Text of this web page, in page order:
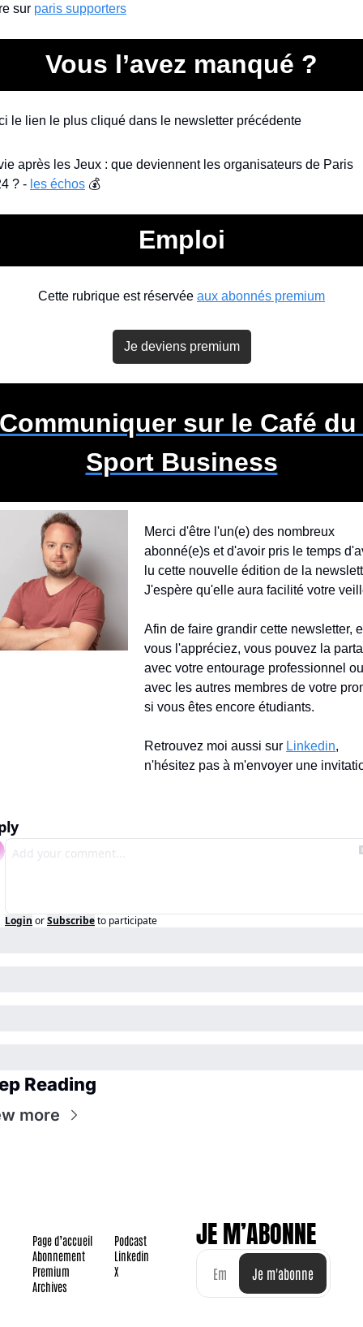
sur paris supporters
Vous l’avez manqué ?
le lien le plus cliqué dans le newsletter précédente
après les Jeux : que deviennent les organisateurs de Paris
? - les échos 💰
Emploi
Cette rubrique est réservée aux abonnés premium
Je deviens premium
Communiquer sur le Café du
Sport Business
Merci d'être l'un(e) des nombreux
abonné(e)s et d'avoir pris le temps
lu cette nouvelle édition de la
J'espère qu'elle aura facilité votre
Afin de faire grandir cette newsletter,
vous l'appréciez, vous pouvez la
avec votre entourage professionnel
avec les autres membres de votre
si vous êtes encore étudiants.
Retrouvez moi aussi sur Linkedin,
n'hésitez pas à m'envoyer une
Login orSubscribeto participate
Reading
more
Page d’accueil
Abonnement
Premium
Archives
Podcast
Linkedin
X
JE M’ABONNE
Je m'abonne